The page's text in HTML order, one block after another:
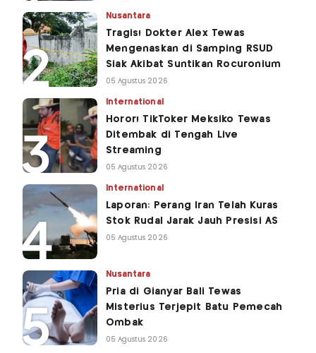
Nusantara
Tragis! Dokter Alex Tewas
Mengenaskan di Samping RSUD
Siak Akibat Suntikan Rocuronium
05 Agustus 2026
International
Horor! TikToker Meksiko Tewas
Ditembak di Tengah Live
Streaming
05 Agustus 2026
International
Laporan: Perang Iran Telah Kuras
Stok Rudal Jarak Jauh Presisi AS
05 Agustus 2026
Nusantara
Pria di Gianyar Bali Tewas
Misterius Terjepit Batu Pemecah
Ombak
05 Agustus 2026